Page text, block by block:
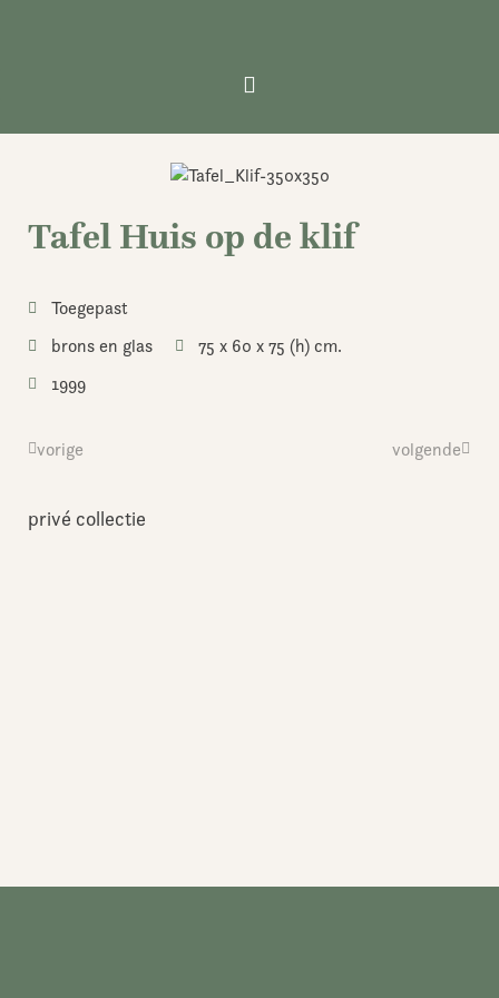
Tafel Huis op de klif
Toegepast
brons en glas
75 x 60 x 75 (h) cm.
1999
Vorige
vorige volgende
privé collectie